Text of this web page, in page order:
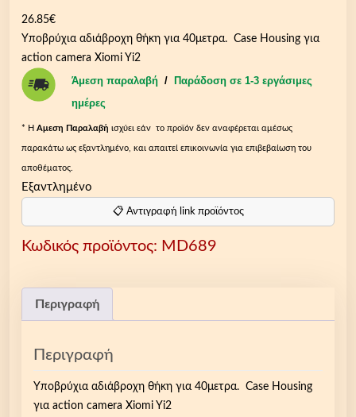
26.85€
Yποβρύχια αδιάβροχη θήκη για 40μετρα. Case Housing για
action camera Xiomi Yi2
Άμεση παραλαβή /
Παράδοση σε 1-3 εργάσιμες
ημέρες
* Η Aμεση Παραλαβή ισχύει εάν το προϊόν δεν αναφέρεται αμέσως
παρακάτω ως εξαντλημένο, και απαιτεί επικοινωνία για επιβεβαίωση του
αποθέματος.
Εξαντλημένο
📋 Αντιγραφή link προϊόντος
Κωδικός προϊόντος: MD689
Περιγραφή
Περιγραφή
Yποβρύχια αδιάβροχη θήκη για 40μετρα. Case Housing
για action camera Xiomi Yi2